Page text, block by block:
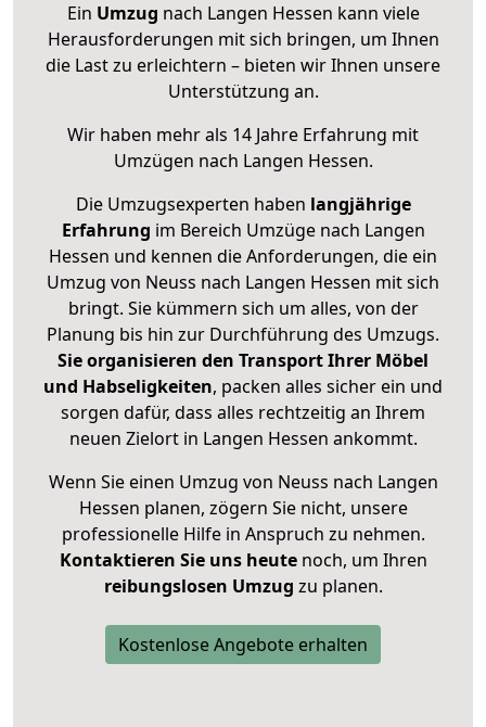
Ein Umzug nach Langen Hessen kann viele
Herausforderungen mit sich bringen, um Ihnen
die Last zu erleichtern – bieten wir Ihnen unsere
Unterstützung an.
Wir haben mehr als 14 Jahre Erfahrung mit
Umzügen nach Langen Hessen.
Die Umzugsexperten haben langjährige
Erfahrung im Bereich Umzüge nach Langen
Hessen und kennen die Anforderungen, die ein
Umzug von Neuss nach Langen Hessen mit sich
bringt. Sie kümmern sich um alles, von der
Planung bis hin zur Durchführung des Umzugs.
Sie organisieren den Transport Ihrer Möbel
und Habseligkeiten, packen alles sicher ein und
sorgen dafür, dass alles rechtzeitig an Ihrem
neuen Zielort in Langen Hessen ankommt.
Wenn Sie einen Umzug von Neuss nach Langen
Hessen planen, zögern Sie nicht, unsere
professionelle Hilfe in Anspruch zu nehmen.
Kontaktieren Sie uns heutenoch, um Ihren
reibungslosen Umzug zu planen.
Kostenlose Angebote erhalten